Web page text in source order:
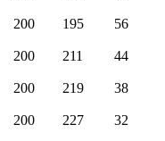
200 195 56
200 211 44
200 219 38
200 227 32